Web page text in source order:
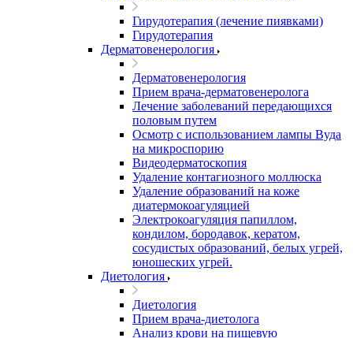
Гирудотерапия (лечение пиявками)
Гирудотерапия
Дерматовенерология
Дерматовенерология
Прием врача-дерматовенеролога
Лечение заболеваний передающихся
половым путем
Осмотр с использованием лампы Вуда
на микроспорию
Видеодерматоскопия
Удаление контагиозного моллюска
Удаление образований на коже
диатермокоагуляцией
Электрокоагуляция папиллом,
кондилом, бородавок, кератом,
сосудистых образований, белых угрей,
юношеских угрей.
Диетология
Диетология
Прием врача-диетолога
Анализ крови на пищевую